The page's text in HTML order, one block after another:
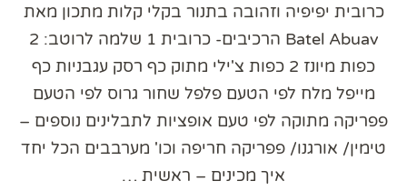
כרובית יפיפיה וזהובה בתנור בקלי קלות מתכון מאת
Batel Abuav הרכיבים- כרובית 1 שלמה לרוטב: 2
כפות מיונז 2 כפות צ'ילי מתוק כף רסק עגבניות כף
מייפל מלח לפי הטעם פלפל שחור גרוס לפי הטעם
פפריקה מתוקה לפי טעם אופציות לתבלינים נוספים –
טימין/ אורגנו/ פפריקה חריפה וכו' מערבבים הכל יחד
איך מכינים – ראשית …